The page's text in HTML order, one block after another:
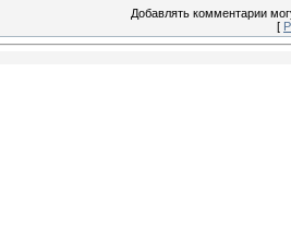
Добавлять комментарии
[